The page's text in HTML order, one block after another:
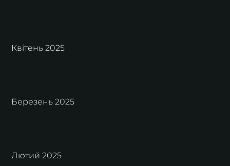
Квітень 2025
Березень 2025
Лютий 2025